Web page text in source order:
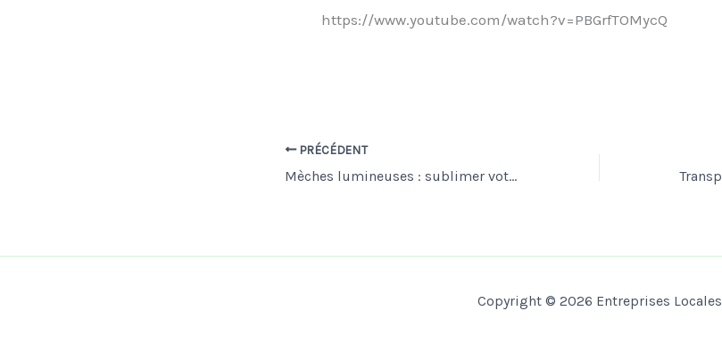
https://www.youtube.com/watch?v=PBGrfTOMycQ
PRÉCÉDENT
Mèches lumineuses : sublimer votre chevelure sans l’abîmer
Copyright © 2026 Entreprises Locales